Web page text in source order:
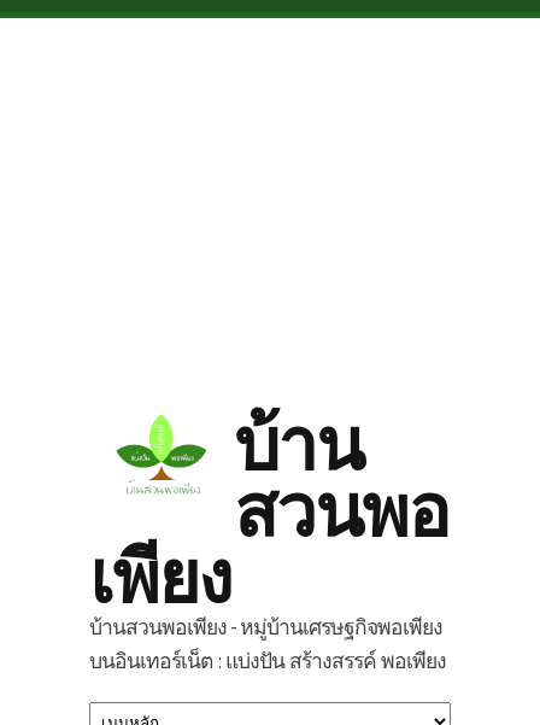
Skip to main content
บ้าน
สวนพอ
เพียง
บ้านสวนพอเพียง - หมู่บ้านเศรษฐกิจพอเพียง
บนอินเทอร์เน็ต : แบ่งปัน สร้างสรรค์ พอเพียง